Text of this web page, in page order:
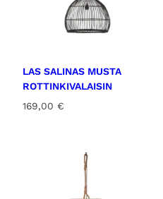
LAS SALINAS MUSTA
ROTTINKIVALAISIN
169,00 €